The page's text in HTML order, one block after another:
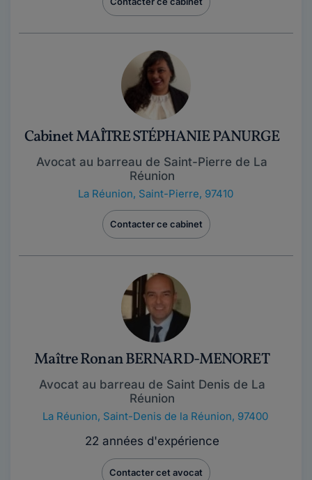
Cabinet MAÎTRE STÉPHANIE PANURGE
Avocat au barreau de Saint-Pierre de La
Réunion
La Réunion, Saint-Pierre, 97410
Contacter ce cabinet
Maître Ronan BERNARD-MENORET
Avocat au barreau de Saint Denis de La
Réunion
La Réunion, Saint-Denis de la Réunion, 97400
22 années d'expérience
Contacter cet avocat